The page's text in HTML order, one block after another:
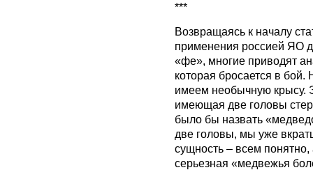
***
Возвращаясь к началу
применения россией ЯО
«фе», многие приводят
которая бросается в
имеем необычную крысу.
имеющая две головы
было бы назвать
две головы, мы уже
сущность – всем
серьезная «медвежья